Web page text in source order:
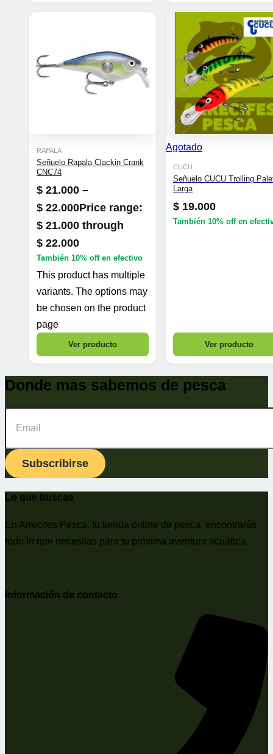
RAPALA
Señuelo Rapala Clackin Crank
CNC74
$ 21.000 –
$ 22.000Price range:
$ 21.000 through
$ 22.000
También 10% offen efectivo
This product has multiple
variants. The options may
be chosen on the product
page
Ver producto
Agotado
CUCU
Señuelo CUCU Trolling
Larga
$ 19.000
También 10% offen
Ver producto
Donde mas sabemos de pesca
Subscribirse
Lo que buscas
En Arrecifes Pesca, tu tienda online de pesca, encontrarás
todo lo que necesitas para tu próxima aventura acuática.
Información de contacto